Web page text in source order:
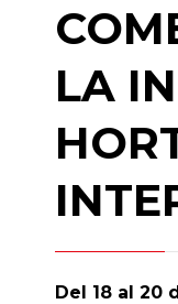
LA
Del 18 al 20